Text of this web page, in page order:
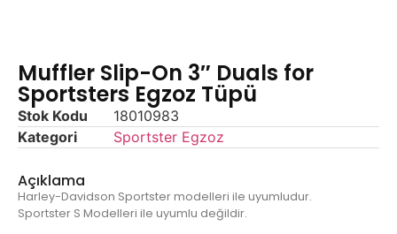
Muffler Slip-On 3″ Duals for
Sportsters Egzoz Tüpü
Stok Kodu
18010983
Kategori
Sportster Egzoz
Açıklama
Harley-Davidson Sportster modelleri ile uyumludur.
Sportster S Modelleri ile uyumlu değildir.